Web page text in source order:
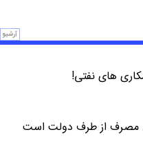
آرشیو
های نفتی!
مصرف از طرف دولت است